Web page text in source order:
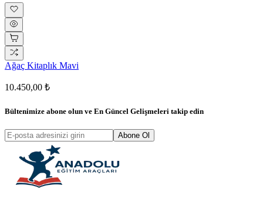
Ağaç Kitaplık Mavi
10.450,00 ₺
Bültenimize abone olun ve En Güncel Gelişmeleri takip edin
Abone Ol